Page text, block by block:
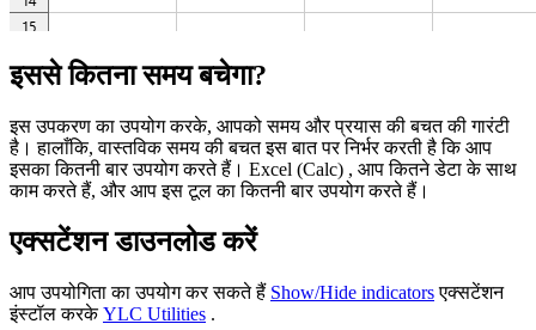
इससे कितना समय बचेगा?
इस उपकरण का उपयोग करके, आपको समय और प्रयास की बचत की गारंटी
है। हालाँकि, वास्तविक समय की बचत इस बात पर निर्भर करती है कि आप
इसका कितनी बार उपयोग करते हैं। Excel (Calc) , आप कितने डेटा के साथ
काम करते हैं, और आप इस टूल का कितनी बार उपयोग करते हैं।
एक्सटेंशन डाउनलोड करें
आप उपयोगिता का उपयोग कर सकते हैं Show/Hide indicatorsएक्सटेंशन
इंस्टॉल करकेYLC Utilities .